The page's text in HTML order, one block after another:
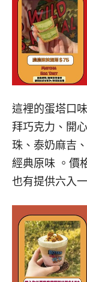
這裡的蛋塔口
拜巧克力、開
珠、泰奶麻吉
經典原味 。價
也有提供六入